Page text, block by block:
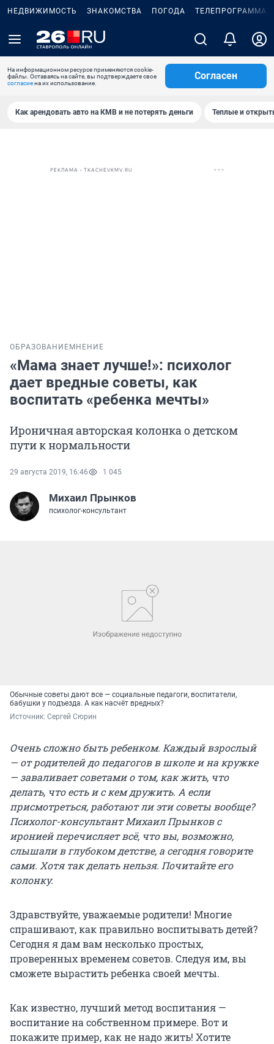
НЕДВИЖИМОСТЬ ЗНАКОМСТВА ПОГОДА ТЕЛЕПРОГРАММА
На информационном ресурсе применяются cookie-
файлы. Оставаясь на сайте, вы подтверждаете свое
согласиена их использование.
Согласен
Как арендовать авто на КМВ и не потерять деньги Теплые и
РЕКЛАМА • TKACHEVKMV.RU
ОБРАЗОВАНИЕ МНЕНИЕ
«Мама знает лучше!»: психолог
дает вредные советы, как
воспитать «ребенка мечты»
Ироничная авторская колонка о детском
пути к нормальности
29 августа 2019, 16:46 1 045
Михаил Прынков
психолог-консультант
Обычные советы дают все — социальные педагоги, воспитатели,
бабушки у подъезда. А как насчёт вредных?
Источник: Сергей Сюрин
Очень сложно быть ребенком. Каждый взрослый
— от родителей до педагогов в школе и на кружке
— заваливает советами о том, как жить, что
делать, что есть и с кем дружить. А если
присмотреться, работают ли эти советы вообще?
Психолог-консультант Михаил Прынков с
иронией перечисляет всё, что вы, возможно,
слышали в глубоком детстве, а сегодня говорите
сами. Хотя так делать нельзя. Почитайте его
колонку.
Здравствуйте, уважаемые родители! Многие
спрашивают, как правильно воспитывать детей?
Сегодня я дам вам несколько простых,
проверенных временем советов. Следуя им, вы
сможете вырастить ребенка своей мечты.
Как известно, лучший метод воспитания —
воспитание на собственном примере. Вот и
покажите пример, как не надо жить! Хотите